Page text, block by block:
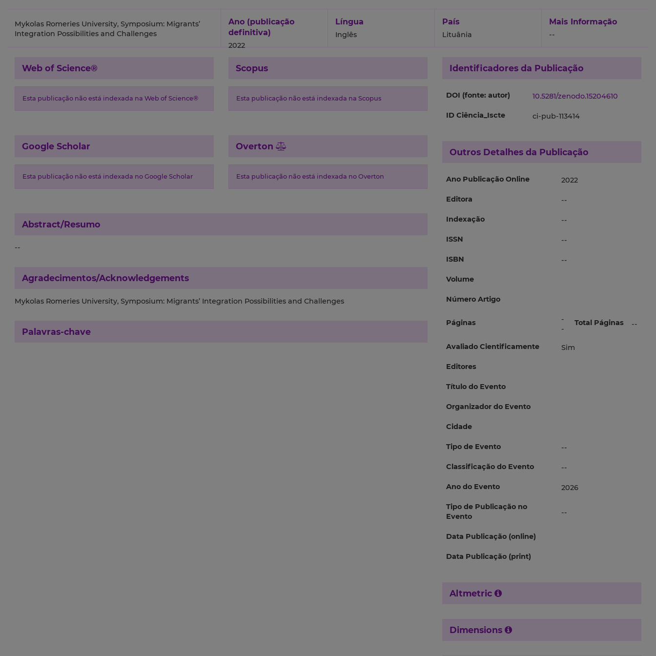
Mykolas Romeries University, Symposium: Migrants’
Integration Possibilities and Challenges
Ano (publicação
definitiva)
2022
Língua
Inglês
País
Lituânia
Mais Informação
--
Web of Science®
Esta publicação não está indexada na Web of Science®
Scopus
Esta publicação não está indexada na Scopus
Google Scholar
Esta publicação não está indexada no Google Scholar
Overton
Esta publicação não está indexada no Overton
Abstract/Resumo
--
Agradecimentos/Acknowledgements
Mykolas Romeries University, Symposium: Migrants’ Integration Possibilities and Challenges
Palavras-chave
Identificadores da Publicação
DOI (fonte: autor) 10.5281/zenodo.15204610
ID Ciência_Iscte ci-pub-113414
Outros Detalhes da Publicação
Ano Publicação Online 2022
Editora --
Indexação --
ISSN --
ISBN --
Volume
Número Artigo
Páginas
-
-
Total Páginas --
Avaliado Cientificamente Sim
Editores
Título do Evento
Organizador do Evento
Cidade
Tipo de Evento --
Classificação do Evento --
Ano do Evento 2026
Tipo de Publicação no
Evento
--
Data Publicação (online)
Data Publicação (print)
Altmetric
Dimensions